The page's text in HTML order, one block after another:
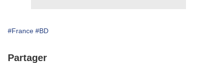
#France #BD
Partager